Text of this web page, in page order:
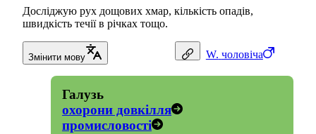
W. чоловіча
Досліджую рух дощових хмар, кількість опадів,
швидкість течії в річках тощо.
Змінити мову
Галузь
охорони довкілля
промисловості